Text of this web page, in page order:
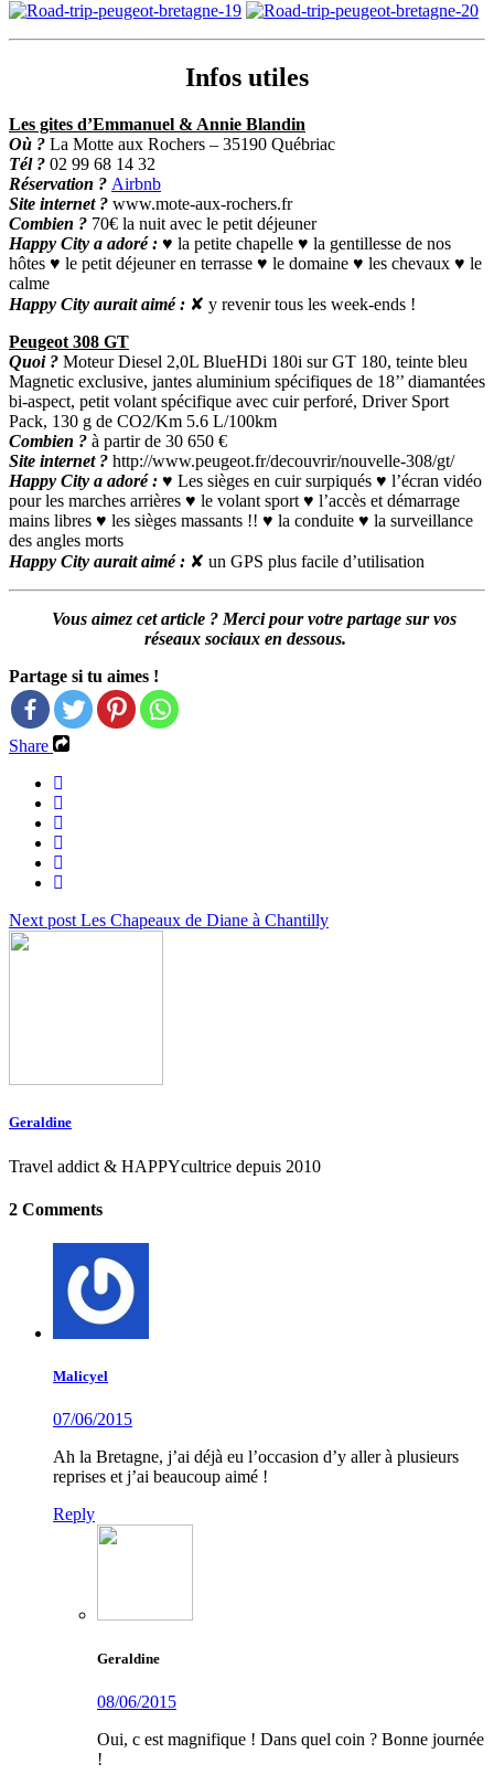
Infos utiles
Les gites d’Emmanuel & Annie Blandin
Où ? La Motte aux Rochers – 35190 Québriac
Tél ? 02 99 68 14 32
Réservation ? Airbnb
Site internet ? www.mote-aux-rochers.fr
Combien ? 70€ la nuit avec le petit déjeuner
Happy City a adoré : ♥ la petite chapelle ♥ la gentillesse de nos
hôtes ♥ le petit déjeuner en terrasse ♥ le domaine ♥ les chevaux ♥ le
calme
Happy City aurait aimé : ✘ y revenir tous les week-ends !
Peugeot 308 GT
Quoi ? Moteur Diesel 2,0L BlueHDi 180i sur GT 180, teinte bleu
Magnetic exclusive, jantes aluminium spécifiques de 18’’ diamantées
bi-aspect, petit volant spécifique avec cuir perforé, Driver Sport
Pack, 130 g de CO2/Km 5.6 L/100km
Combien ? à partir de 30 650 €
Site internet ? http://www.peugeot.fr/decouvrir/nouvelle-308/gt/
Happy City a adoré : ♥ Les sièges en cuir surpiqués ♥ l’écran vidéo
pour les marches arrières ♥ le volant sport ♥ l’accès et démarrage
mains libres ♥ les sièges massants !! ♥ la conduite ♥ la surveillance
des angles morts
Happy City aurait aimé : ✘ un GPS plus facile d’utilisation
Vous aimez cet article ? Merci pour votre partage sur vos
réseaux sociaux en dessous.
Partage si tu aimes !
Share
Next post Les Chapeaux de Diane à Chantilly
Geraldine
Travel addict & HAPPYcultrice depuis 2010
2 Comments
Malicyel
07/06/2015
Ah la Bretagne, j’ai déjà eu l’occasion d’y aller à plusieurs
reprises et j’ai beaucoup aimé !
Reply
Geraldine
08/06/2015
Oui, c est magnifique ! Dans quel coin ? Bonne journée
!